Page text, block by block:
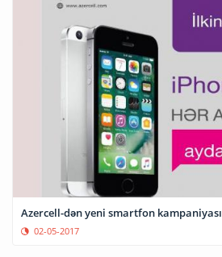
Azercell-dən yeni smartfon kampaniyası
02-05-2017